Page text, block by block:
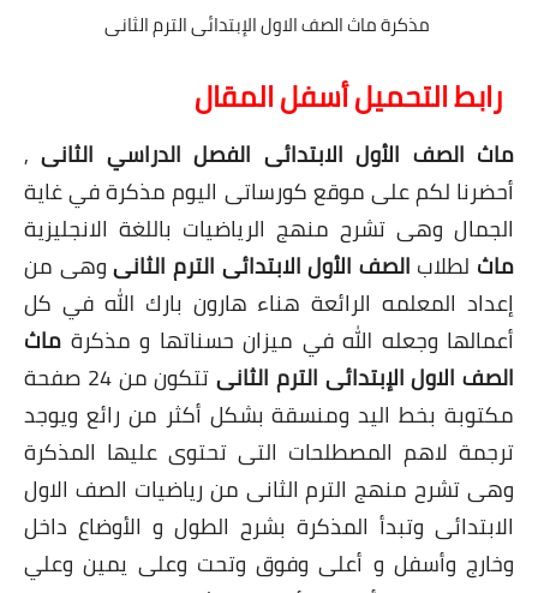
مذكرة ماث الصف الاول الإبتدائى الترم الثانى
رابط التحميل أسفل المقال
ماث الصف الأول الابتدائى الفصل الدراسي الثانى ,
أحضرنا لكم على موقع كورساتى اليوم مذكرة في غاية
الجمال وهى تشرح منهج الرياضيات باللغة الانجليزية
ماث لطلاب الصف الأول الابتدائى الترم الثانىوهى من
إعداد المعلمه الرائعة هناء هارون بارك الله في كل
أعمالها وجعله الله في ميزان حسناتها و مذكرة ماث
الصف الاول الإبتدائى الترم الثانى
تتكون من 24 صفحة
مكتوبة بخط اليد ومنسقة بشكل أكثر من رائع ويوجد
ترجمة لاهم المصطلحات التى تحتوى عليها المذكرة
وهى تشرح منهج الترم الثانى من رياضيات الصف الاول
الابتدائى وتبدأ المذكرة بشرح الطول و الأوضاع داخل
وخارج وأسفل و أعلى وفوق وتحت وعلى يمين وعلي